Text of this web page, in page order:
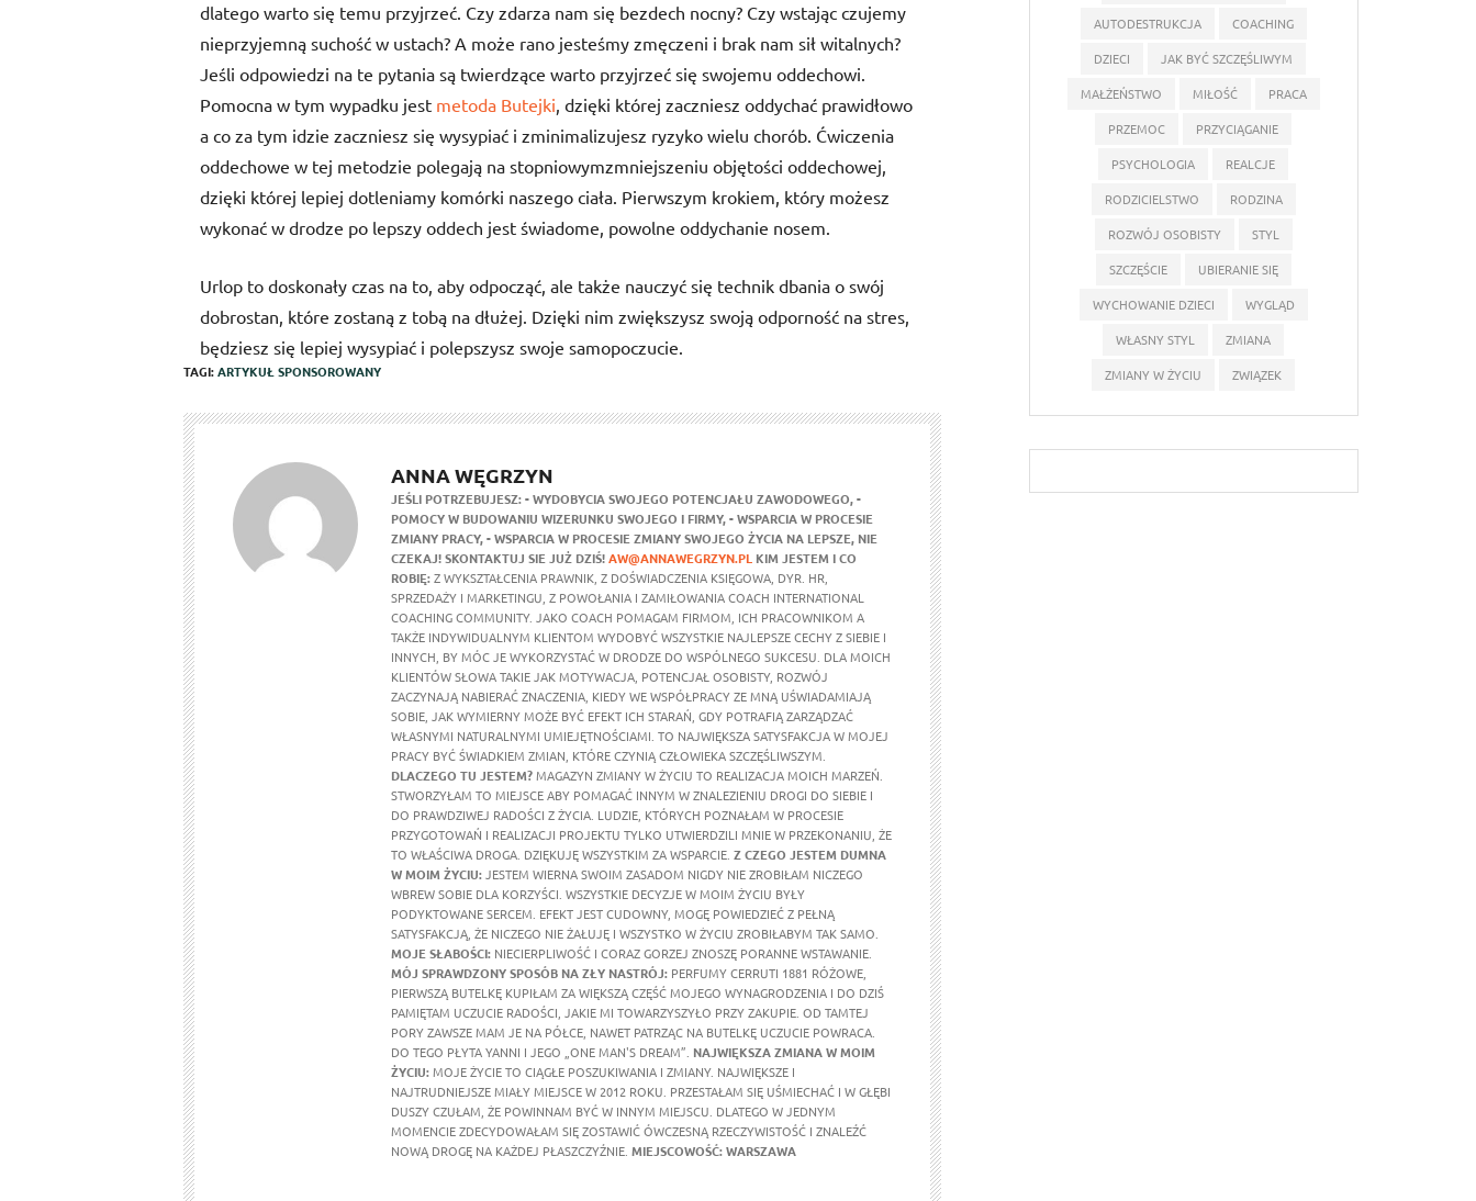
dlatego warto się temu przyjrzeć. Czy zdarza nam się bezdech nocny? Czy wstając czujemy
nieprzyjemną suchość w ustach? A może rano jesteśmy zmęczeni i brak nam sił witalnych?
Jeśli odpowiedzi na te pytania są twierdzące warto przyjrzeć się swojemu oddechowi.
Pomocna w tym wypadku jest metoda Butejki, dzięki której zaczniesz oddychać prawidłowo
a co za tym idzie zaczniesz się wysypiać i zminimalizujesz ryzyko wielu chorób. Ćwiczenia
oddechowe w tej metodzie polegają na stopniowymzmniejszeniu objętości oddechowej,
dzięki której lepiej dotleniamy komórki naszego ciała. Pierwszym krokiem, który możesz
wykonać w drodze po lepszy oddech jest świadome, powolne oddychanie nosem.
Urlop to doskonały czas na to, aby odpocząć, ale także nauczyć się technik dbania o swój
dobrostan, które zostaną z tobą na dłużej. Dzięki nim zwiększysz swoją odporność na stres,
będziesz się lepiej wysypiać i polepszysz swoje samopoczucie.
TAGI:ARTYKUŁ SPONSOROWANY
ANNA WĘGRZYN
JEŚLI POTRZEBUJESZ:- WYDOBYCIA SWOJEGO POTENCJAŁU ZAWODOWEGO,-
POMOCY W BUDOWANIU WIZERUNKU SWOJEGO I FIRMY,- WSPARCIA W PROCESIE
ZMIANY PRACY,- WSPARCIA W PROCESIE ZMIANY SWOJEGO ŻYCIA NA LEPSZE, NIE
CZEKAJ! SKONTAKTUJ SIE JUŻ DZIŚ!AW@ANNAWEGRZYN.PL KIM JESTEM I CO
ROBIĘ:Z WYKSZTAŁCENIA PRAWNIK, Z DOŚWIADCZENIA KSIĘGOWA, DYR. HR,
SPRZEDAŻY I MARKETINGU, Z POWOŁANIA I ZAMIŁOWANIA COACH INTERNATIONAL
COACHING COMMUNITY. JAKO COACH POMAGAM FIRMOM, ICH PRACOWNIKOM A
TAKŻE INDYWIDUALNYM KLIENTOM WYDOBYĆ WSZYSTKIE NAJLEPSZE CECHY Z SIEBIE I
INNYCH, BY MÓC JE WYKORZYSTAĆ W DRODZE DO WSPÓLNEGO SUKCESU. DLA MOICH
KLIENTÓW SŁOWA TAKIE JAK MOTYWACJA, POTENCJAŁ OSOBISTY, ROZWÓJ
ZACZYNAJĄ NABIERAĆ ZNACZENIA, KIEDY WE WSPÓŁPRACY ZE MNĄ UŚWIADAMIAJĄ
SOBIE, JAK WYMIERNY MOŻE BYĆ EFEKT ICH STARAŃ, GDY POTRAFIĄ ZARZĄDZAĆ
WŁASNYMI NATURALNYMI UMIEJĘTNOŚCIAMI. TO NAJWIĘKSZA SATYSFAKCJA W MOJEJ
PRACY BYĆ ŚWIADKIEM ZMIAN, KTÓRE CZYNIĄ CZŁOWIEKA SZCZĘŚLIWSZYM.
DLACZEGO TU JESTEM?MAGAZYN ZMIANY W ŻYCIU TO REALIZACJA MOICH MARZEŃ.
STWORZYŁAM TO MIEJSCE ABY POMAGAĆ INNYM W ZNALEZIENIU DROGI DO SIEBIE I
DO PRAWDZIWEJ RADOŚCI Z ŻYCIA. LUDZIE, KTÓRYCH POZNAŁAM W PROCESIE
PRZYGOTOWAŃ I REALIZACJI PROJEKTU TYLKO UTWIERDZILI MNIE W PRZEKONANIU, ŻE
TO WŁAŚCIWA DROGA. DZIĘKUJĘ WSZYSTKIM ZA WSPARCIE. Z CZEGO JESTEM DUMNA
W MOIM ŻYCIU:JESTEM WIERNA SWOIM ZASADOM NIGDY NIE ZROBIŁAM NICZEGO
WBREW SOBIE DLA KORZYŚCI. WSZYSTKIE DECYZJE W MOIM ŻYCIU BYŁY
PODYKTOWANE SERCEM. EFEKT JEST CUDOWNY, MOGĘ POWIEDZIEĆ Z PEŁNĄ
SATYSFAKCJĄ, ŻE NICZEGO NIE ŻAŁUJĘ I WSZYSTKO W ŻYCIU ZROBIŁABYM TAK SAMO.
MOJE SŁABOŚCI: NIECIERPLIWOŚĆ I CORAZ GORZEJ ZNOSZĘ PORANNE WSTAWANIE.
MÓJ SPRAWDZONY SPOSÓB NA ZŁY NASTRÓJ: PERFUMY CERRUTI 1881 RÓŻOWE,
PIERWSZĄ BUTELKĘ KUPIŁAM ZA WIĘKSZĄ CZĘŚĆ MOJEGO WYNAGRODZENIA I DO DZIŚ
PAMIĘTAM UCZUCIE RADOŚCI, JAKIE MI TOWARZYSZYŁO PRZY ZAKUPIE. OD TAMTEJ
PORY ZAWSZE MAM JE NA PÓŁCE, NAWET PATRZĄC NA BUTELKĘ UCZUCIE POWRACA.
DO TEGO PŁYTA YANNI I JEGO „ONE MAN'S DREAM”. NAJWIĘKSZA ZMIANA W MOIM
ŻYCIU:MOJE ŻYCIE TO CIĄGŁE POSZUKIWANIA I ZMIANY. NAJWIĘKSZE I
NAJTRUDNIEJSZE MIAŁY MIEJSCE W 2012 ROKU. PRZESTAŁAM SIĘ UŚMIECHAĆ I W GŁĘBI
DUSZY CZUŁAM, ŻE POWINNAM BYĆ W INNYM MIEJSCU. DLATEGO W JEDNYM
MOMENCIE ZDECYDOWAŁAM SIĘ ZOSTAWIĆ ÓWCZESNĄ RZECZYWISTOŚĆ I ZNALEŹĆ
NOWĄ DROGĘ NA KAŻDEJ PŁASZCZYŹNIE. MIEJSCOWOŚĆ: WARSZAWA
AUTODESTRUKCJA
COACHING
DZIECI
JAK BYĆ SZCZĘŚLIWYM
MAŁŻEŃSTWO
MIŁOŚĆ
PRACA
PRZEMOC
PRZYCIĄGANIE
PSYCHOLOGIA
REALCJE
RODZICIELSTWO
RODZINA
ROZWÓJ OSOBISTY
STYL
SZCZĘŚCIE
UBIERANIE SIĘ
WYCHOWANIE DZIECI
WYGLĄD
WŁASNY STYL
ZMIANA
ZMIANY W ŻYCIU
ZWIĄZEK